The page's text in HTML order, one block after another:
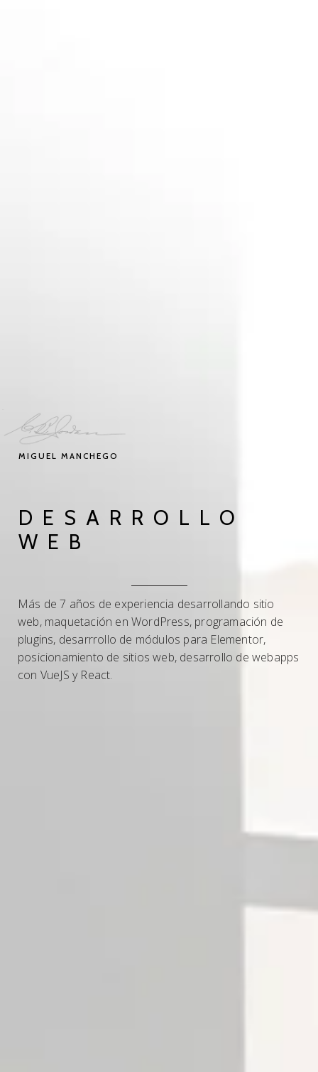
MIGUEL MANCHEGO
DESARROLLO
WEB
Más de 7 años de experiencia desarrollando sitio
web, maquetación en WordPress, programación de
plugins, desarrrollo de módulos para Elementor,
posicionamiento de sitios web, desarrollo de webapps
con VueJS y React.